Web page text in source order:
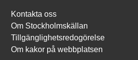
Kontakta oss
Om Stockholmskällan
Tillgänglighetsredogörelse
Om kakor på webbplatsen